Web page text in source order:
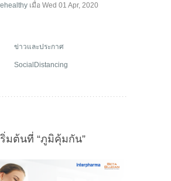
เมื่อ Wed 01 Apr, 2020
ข่าวและประกาศ
SocialDistancing
มต้นที่ “ภูมิคุ้มกัน”